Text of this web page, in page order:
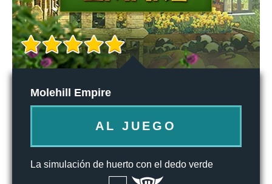
Molehill Empire
AL JUEGO
La simulación de huerto con el dedo verde